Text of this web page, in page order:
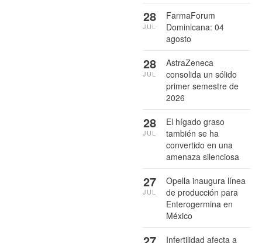
FarmaForum
Dominicana: 04
agosto
28
JUL
AstraZeneca
consolida un sólido
primer semestre de
2026
28
JUL
El hígado graso
también se ha
convertido en una
amenaza silenciosa
28
JUL
Opella inaugura línea
de producción para
Enterogermina en
México
27
JUL
Infertilidad afecta a